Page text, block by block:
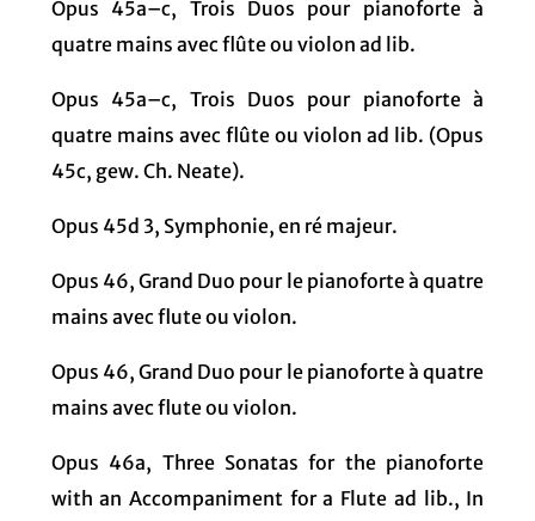
Opus 45a–c, Trois Duos pour pianoforte à
quatre mains avec flûte ou violon ad lib.
Opus 45a–c, Trois Duos pour pianoforte à
quatre mains avec flûte ou violon ad lib. (Opus
45c, gew. Ch. Neate).
Opus 45d 3, Symphonie, en ré majeur.
Opus 46, Grand Duo pour le pianoforte à quatre
mains avec flute ou violon.
Opus 46, Grand Duo pour le pianoforte à quatre
mains avec flute ou violon.
Opus 46a, Three Sonatas for the pianoforte
with an Accompaniment for a Flute ad lib., In